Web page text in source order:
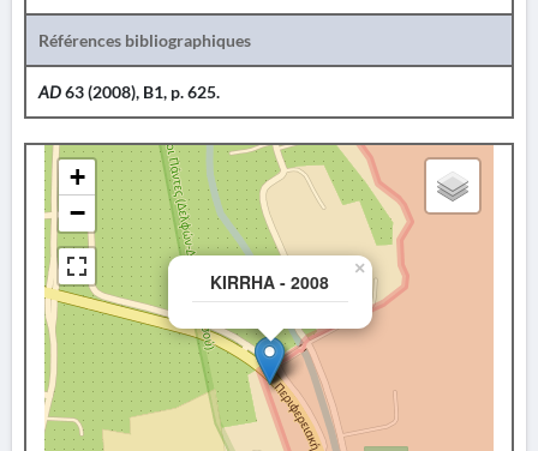
Références bibliographiques
AD63 (2008), B1, p. 625.
KIRRHA - 2008
×
+
−